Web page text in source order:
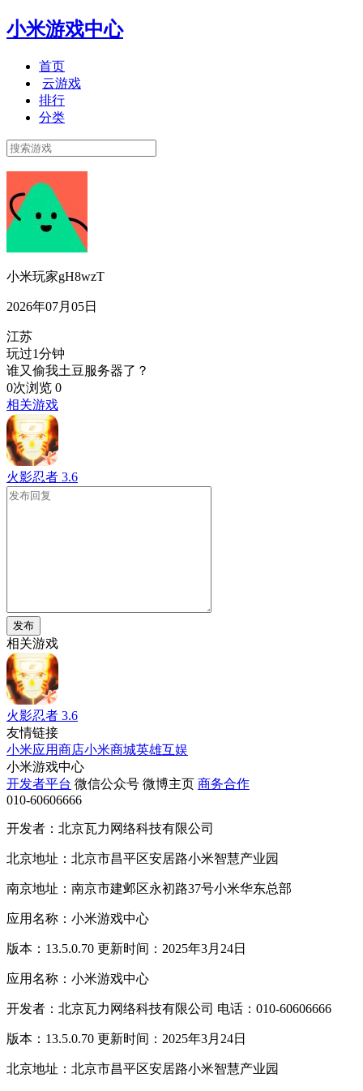
小米游戏中心
首页
云游戏
排行
分类
小米玩家gH8wzT
2026年07月05日
江苏
玩过1分钟
谁又偷我土豆服务器了？
0次浏览 0
相关游戏
火影忍者 3.6
发布
相关游戏
火影忍者 3.6
友情链接
小米应用商店小米商城英雄互娱
小米游戏中心
开发者平台 微信公众号 微博主页 商务合作
010-60606666
开发者：北京瓦力网络科技有限公司
北京地址：北京市昌平区安居路小米智慧产业园
南京地址：南京市建邺区永初路37号小米华东总部
应用名称：小米游戏中心
版本：13.5.0.70 更新时间：2025年3月24日
应用名称：小米游戏中心
开发者：北京瓦力网络科技有限公司 电话：010-60606666
版本：13.5.0.70 更新时间：2025年3月24日
北京地址：北京市昌平区安居路小米智慧产业园